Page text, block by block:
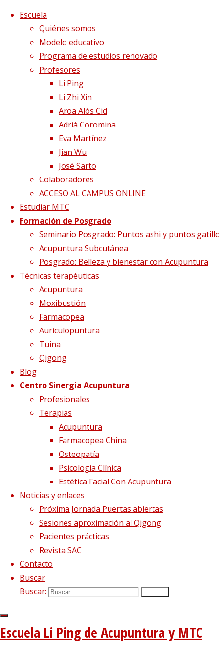
Saltar al contenido
Escuela
Quiénes somos
Modelo educativo
Programa de estudios renovado
Profesores
Li Ping
Li Zhi Xin
Aroa Alós Cid
Adrià Coromina
Eva Martínez
Jian Wu
José Sarto
Colaboradores
ACCESO AL CAMPUS ONLINE
Estudiar MTC
Formación de Posgrado
Seminario Posgrado: Puntos ashi y puntos
Acupuntura Subcutánea
Posgrado: Belleza y bienestar con Acupuntura
Técnicas terapéuticas
Acupuntura
Moxibustión
Farmacopea
Auriculopuntura
Tuina
Qigong
Blog
Centro Sinergia Acupuntura
Profesionales
Terapias
Acupuntura
Farmacopea China
Osteopatía
Psicología Clínica
Estética Facial Con Acupuntura
Noticias y enlaces
Próxima Jornada Puertas abiertas
Sesiones aproximación al Qigong
Pacientes prácticas
Revista SAC
Contacto
Buscar
Buscar:
Escuela Li Ping de Acupuntura y MTC
Página de InicioBlog
tratar la ansiedaddepresión1
depresión1
Tamaño completo4256 × 2832
Farmacopea China para tratar la ansiedad
Imagen anterior